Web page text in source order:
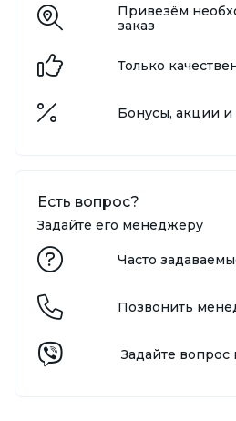
Привезём
заказ
Только
Бонусы, акции и
Есть вопрос?
Задайте его менеджеру
Часто
Позвонить
Задайте вопрос